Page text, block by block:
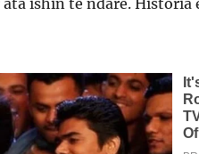
ishin të ndarë. Historia